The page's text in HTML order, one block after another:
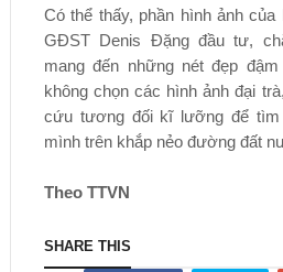
Có thể thấy, phần hình ảnh
GĐST Denis Đặng đầu tư,
mang đến những nét đẹp
không chọn các hình ảnh đại
cứu tương đối kĩ lưỡng để tìm
mình trên khắp nẻo đường đất
Theo TTVN
SHARE THIS